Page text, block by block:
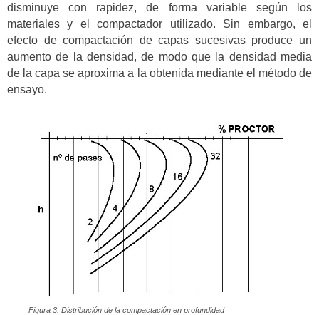
disminuye con rapidez, de forma variable según los
materiales y el compactador utilizado. Sin embargo, el
efecto de compactación de capas sucesivas produce un
aumento de la densidad, de modo que la densidad media
de la capa se aproxima a la obtenida mediante el método de
ensayo.
Figura 3. Distribución de la compactación en profundidad